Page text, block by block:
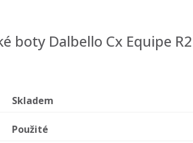
boty Dalbello Cx Equipe R2
Skladem
Použité